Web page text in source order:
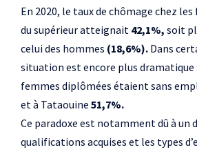
En 2020, le taux de chômage chez
du supérieur atteignait 42,1%, soit
celui des hommes (18,6%). Dans
situation est encore plus dramatique
femmes diplômées étaient sans
et à Tataouine 51,7%.
Ce paradoxe est notamment dû à un
qualifications acquises et les types